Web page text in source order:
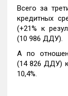
Всего за
кредитных
(+21% к
(10 986 ДДУ).
А по
(14 826 ДДУ)
10,4%.